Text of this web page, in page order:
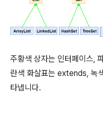
주황색 상자는 인터페이스,
란색 화살표는 extends, 녹
타냅니다.